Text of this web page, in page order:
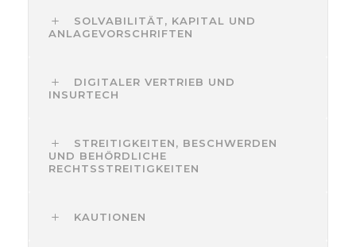
SOLVABILITÄT, KAPITAL UND
ANLAGEVORSCHRIFTEN
DIGITALER VERTRIEB UND
INSURTECH
STREITIGKEITEN, BESCHWERDEN
UND BEHÖRDLICHE
RECHTSSTREITIGKEITEN
KAUTIONEN